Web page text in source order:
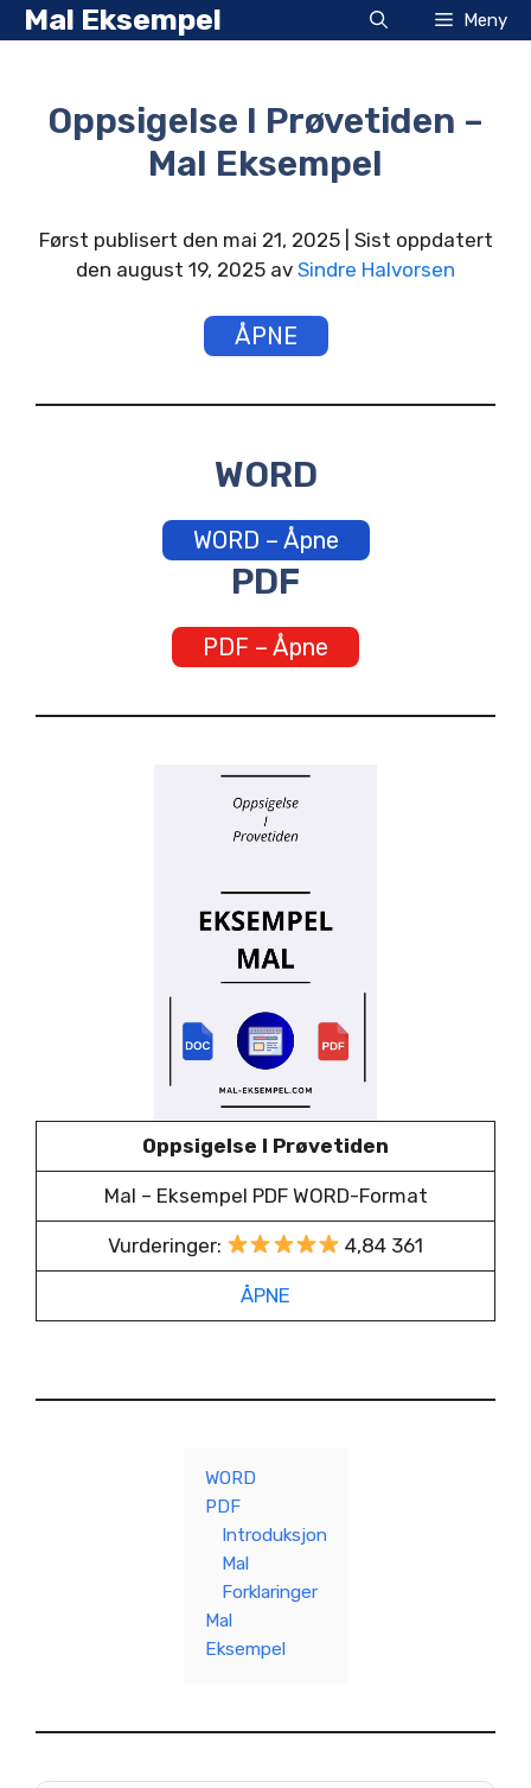
Hopp
til
Mal Eksempel Meny
Oppsigelse I Prøvetiden –
Mal Eksempel
Først publisert den mai 21, 2025 | Sist oppdatert
den august 19, 2025 av Sindre Halvorsen
ÅPNE
WORD
WORD – Åpne
PDF
PDF – Åpne
Oppsigelse I Prøvetiden
Mal – Eksempel PDF WORD-Format
Vurderinger: 4,84 361
ÅPNE
WORD
PDF
Introduksjon
Mal
Forklaringer
Mal
Eksempel